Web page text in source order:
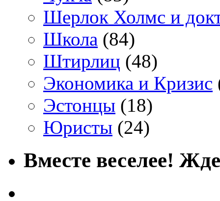
Шерлок Холмс и
Школа (84)
Штирлиц (48)
Экономика и Кризис
Эстонцы (18)
Юристы (24)
Вместе веселее!